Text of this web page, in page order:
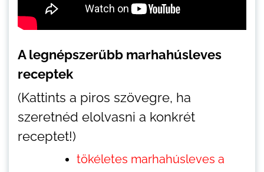
A legnépszerűbb marhahúsleves
receptek
(Kattints a piros szövegre, ha
szeretnéd elolvasni a konkrét
receptet!)
tökéletes marhahúsleves a